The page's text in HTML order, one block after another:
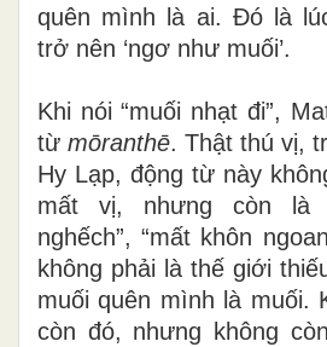
quên mình là ai. Đó là
trở nên ‘ngơ như muối’.
Khi nói “muối nhạt đi”,
từ mōranthē. Thật thú vị,
Hy Lạp, động từ này
mất vị, nhưng còn là
nghếch”, “mất khôn
không phải là thế giới
muối quên mình là muối.
còn đó, nhưng không